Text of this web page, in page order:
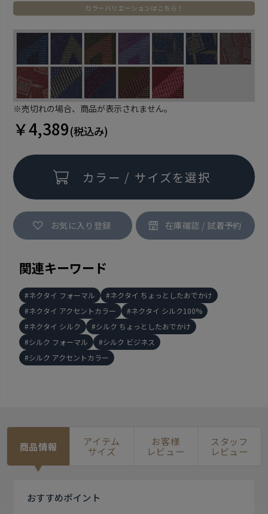
カラーバリエーションはこちら！
※売切れの場合、商品が表示されません。
￥4,389(税込み)
カラー / サイズを選択
お気に入り登録
関連キーワード
ネクタイ フォーマル
ネクタイ ちょっとしたおでかけ
ネクタイ アクセントカラー
ネクタイ シルク100%
ネクタイ シルク
シルク ちょっとしたおでかけ
シルク フォーマル
シルク ビジネス
シルク アクセントカラー
商品情報 アイテム
サイズ
お客様
レビュー
スタッフ
レビュー
おすすめポイント